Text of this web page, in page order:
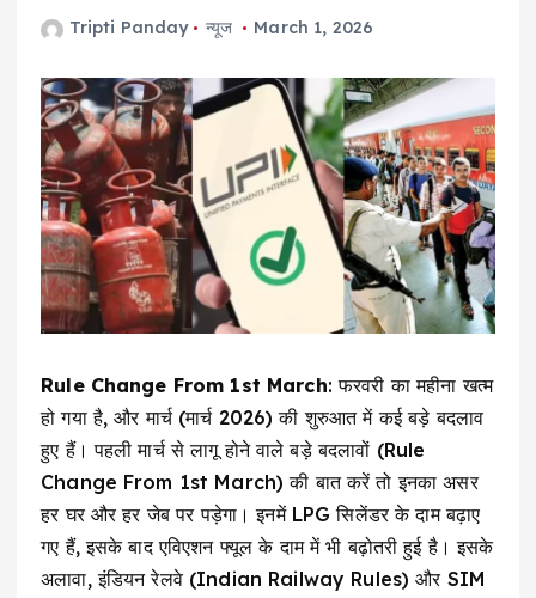
Tripti Panday न्यूज March 1, 2026
Rule Change From 1st March: फरवरी का महीना खत्म
हो गया है, और मार्च (मार्च 2026) की शुरुआत में कई बड़े बदलाव
हुए हैं। पहली मार्च से लागू होने वाले बड़े बदलावों (Rule
Change From 1st March) की बात करें तो इनका असर
हर घर और हर जेब पर पड़ेगा। इनमें LPG सिलेंडर के दाम बढ़ाए
गए हैं, इसके बाद एविएशन फ्यूल के दाम में भी बढ़ोतरी हुई है। इसके
अलावा, इंडियन रेलवे (Indian Railway Rules) और SIM